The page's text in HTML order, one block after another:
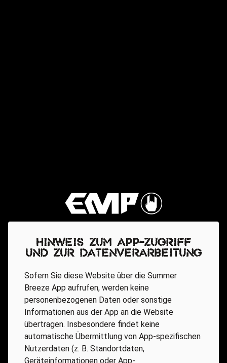
Hinweis zum App-Zugriff
und zur Datenverarbeitung
Sofern Sie diese Website über die Summer
Breeze App aufrufen, werden keine
personenbezogenen Daten oder sonstige
Informationen aus der App an die Website
übertragen. Insbesondere findet keine
automatische Übermittlung von App-spezifischen
Nutzerdaten (z. B. Standortdaten,
Geräteinformationen oder App-